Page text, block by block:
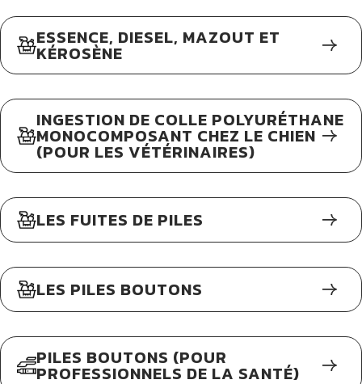
ESSENCE, DIESEL, MAZOUT ET
KÉROSÈNE
INGESTION DE COLLE POLYURÉTHANE
MONOCOMPOSANT CHEZ LE CHIEN
(POUR LES VÉTÉRINAIRES)
LES FUITES DE PILES
LES PILES BOUTONS
PILES BOUTONS (POUR
PROFESSIONNELS DE LA SANTÉ)